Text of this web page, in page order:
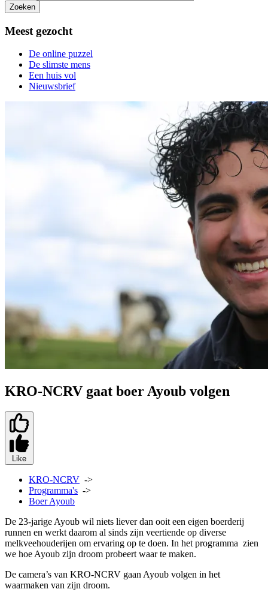
Zoeken
Meest gezocht
De online puzzel
De slimste mens
Een huis vol
Nieuwsbrief
KRO-NCRV gaat boer Ayoub volgen
Like
KRO-NCRV ->
Programma's ->
Boer Ayoub
De 23-jarige Ayoub wil niets liever dan ooit een eigen boerderij
runnen en werkt daarom al sinds zijn veertiende op diverse
melkveehouderijen om ervaring op te doen. In het programma zien
we hoe Ayoub zijn droom probeert waar te maken.
De camera’s van KRO-NCRV gaan Ayoub volgen in het
waarmaken van zijn droom.